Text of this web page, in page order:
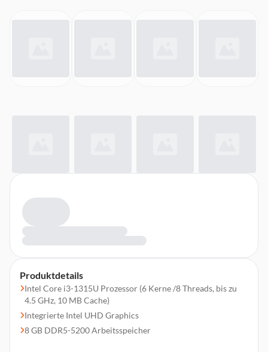
Produktdetails
Intel Core i3-1315U Prozessor (6 Kerne /8 Threads, bis zu
4.5 GHz, 10 MB Cache)
Integrierte Intel UHD Graphics
8 GB DDR5-5200 Arbeitsspeicher